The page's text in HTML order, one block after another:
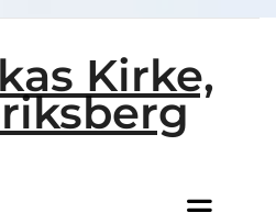
Kirke,